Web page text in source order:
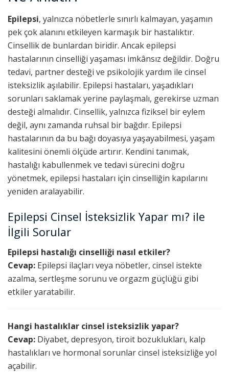
Epilepsi, yalnızca nöbetlerle sınırlı kalmayan, yaşamın
pek çok alanını etkileyen karmaşık bir hastalıktır.
Cinsellik de bunlardan biridir. Ancak epilepsi
hastalarının cinselliği yaşaması imkânsız değildir. Doğru
tedavi, partner desteği ve psikolojik yardım ile cinsel
isteksizlik aşılabilir. Epilepsi hastaları, yaşadıkları
sorunları saklamak yerine paylaşmalı, gerekirse uzman
desteği almalıdır. Cinsellik, yalnızca fiziksel bir eylem
değil, aynı zamanda ruhsal bir bağdır. Epilepsi
hastalarının da bu bağı doyasıya yaşayabilmesi, yaşam
kalitesini önemli ölçüde artırır. Kendini tanımak,
hastalığı kabullenmek ve tedavi sürecini doğru
yönetmek, epilepsi hastaları için cinselliğin kapılarını
yeniden aralayabilir.
Epilepsi Cinsel İsteksizlik Yapar mı? ile
İlgili Sorular
Epilepsi hastalığı cinselliği nasıl etkiler?
Cevap: Epilepsi ilaçları veya nöbetler, cinsel istekte
azalma, sertleşme sorunu ve orgazm güçlüğü gibi
etkiler yaratabilir.
Hangi hastalıklar cinsel isteksizlik yapar?
Cevap: Diyabet, depresyon, tiroit bozuklukları, kalp
hastalıkları ve hormonal sorunlar cinsel isteksizliğe yol
açabilir.